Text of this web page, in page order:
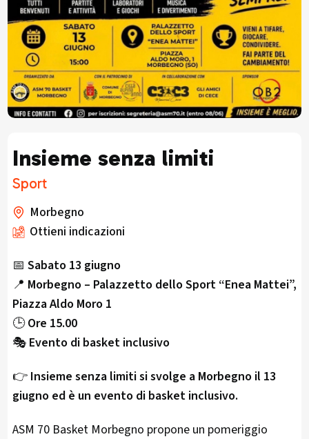
Insieme senza limiti
Sport
Morbegno
Ottieni indicazioni
📅 Sabato 13 giugno
📍 Morbegno – Palazzetto dello Sport “Enea Mattei”,
Piazza Aldo Moro 1
🕒Ore 15.00
🎭 Evento di basket inclusivo
👉 Insieme senza limiti si svolge a Morbegno il 13
giugno ed è un evento di basket inclusivo.
ASM 70 Basket Morbegno propone un pomeriggio